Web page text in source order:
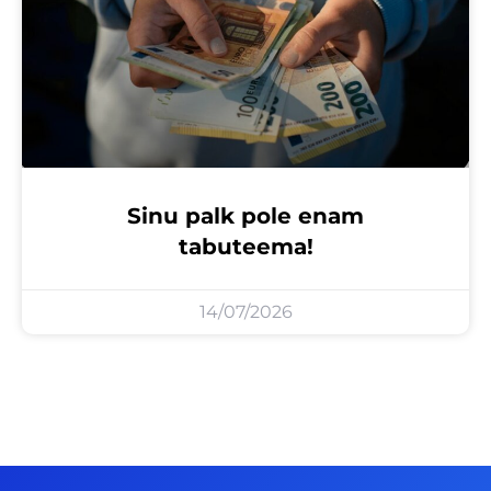
Sinu palk pole enam
tabuteema!
14/07/2026